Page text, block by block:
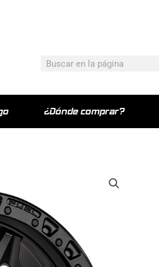
Buscar
¿Dónde comprar?